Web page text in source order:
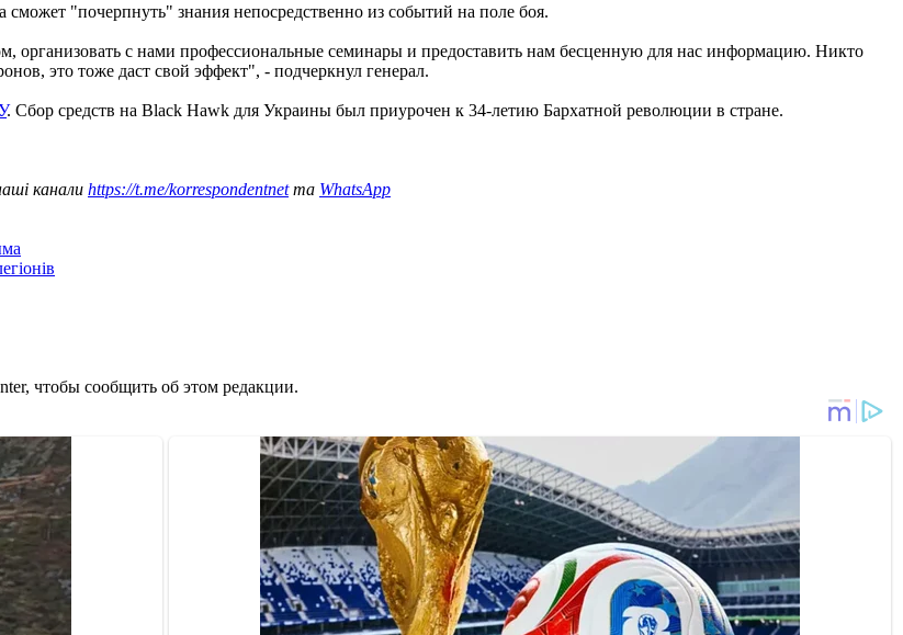
"почерпнуть" знания непосредственно из событий на поле боя.
организовать с нами профессиональные семинары и предоставить нам бесценную для нас информацию. Никто
это тоже даст свой эффект", - подчеркнул генерал.
. Сбор средств на Black Hawk для Украины был приурочен к 34-летию Бархатной революции в стране.
канали https://t.me/korrespondentnetта WhatsApp
чтобы сообщить об этом редакции.